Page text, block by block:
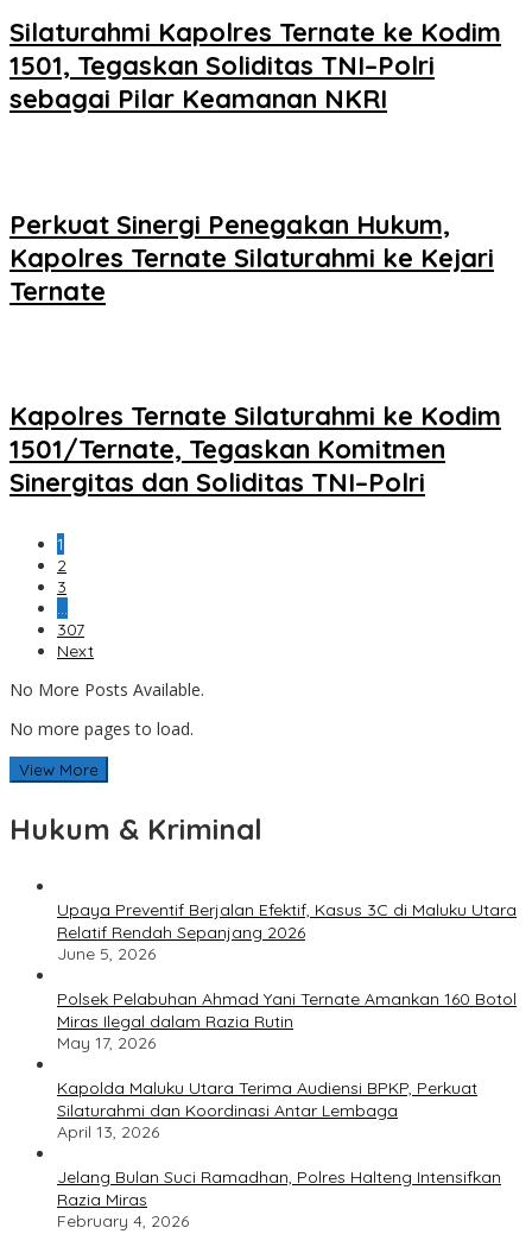
Silaturahmi Kapolres Ternate ke Kodim
1501, Tegaskan Soliditas TNI–Polri
sebagai Pilar Keamanan NKRI
Perkuat Sinergi Penegakan Hukum,
Kapolres Ternate Silaturahmi ke Kejari
Ternate
Kapolres Ternate Silaturahmi ke Kodim
1501/Ternate, Tegaskan Komitmen
Sinergitas dan Soliditas TNI–Polri
1
2
3
…
307
Next
No More Posts Available.
No more pages to load.
View More
Hukum & Kriminal
Upaya Preventif Berjalan Efektif, Kasus 3C di Maluku Utara
Relatif Rendah Sepanjang 2026
June 5, 2026
Polsek Pelabuhan Ahmad Yani Ternate Amankan 160 Botol
Miras Ilegal dalam Razia Rutin
May 17, 2026
Kapolda Maluku Utara Terima Audiensi BPKP, Perkuat
Silaturahmi dan Koordinasi Antar Lembaga
April 13, 2026
Jelang Bulan Suci Ramadhan, Polres Halteng Intensifkan
Razia Miras
February 4, 2026